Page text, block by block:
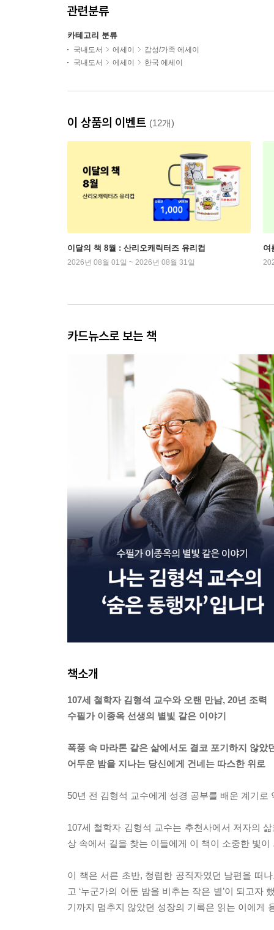
관련분류
카테고리 분류
국내도서 에세이
감성/가족 에세이
국내도서
에세이 한국 에세이
이 상품의 이벤트 (12개)
이달의 책 8월 : 산리오캐릭터즈 유리컵
2026년 08월 01일 ~ 2026년 08월 31일
여
카드뉴스로 보는 책
책소개
107세 철학자 김형석 교수와 오랜 만남, 20년 조력
수필가 이종옥 선생의 별빛 같은 이야기
폭풍 속 마라톤 같은 삶에서도 결코 포기하지 않았
어두운 밤을 지나는 당신에게 건네는 따스한 위로
50년 전 김형석 교수에게 성경 공부를 배운 계기
107세 철학자 김형석 교수는 추천사에서 저자의
상 속에서 길을 찾는 이들에게 이 책이 소중한 빛
이 책은 서른 초반, 청렴한 공직자였던 남편을 떠
고 ‘누군가의 어둔 밤을 비추는 작은 별’이 되고
기까지 멈추지 않았던 성장의 기록은 읽는 이에게